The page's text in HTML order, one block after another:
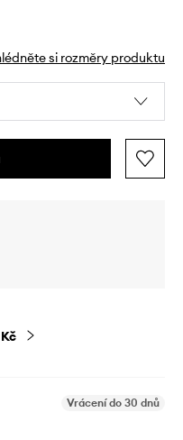
si rozměry produktu
Vrácení do 30 dnů